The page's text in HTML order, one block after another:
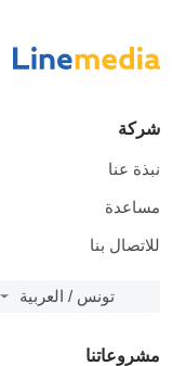
شركة
نبذة عنا
مساعدة
للاتصال بنا
تونس / العربية
مشروعاتنا